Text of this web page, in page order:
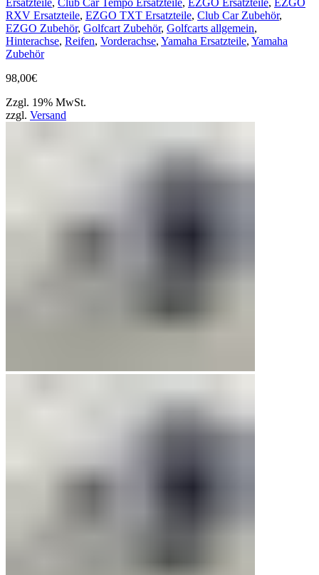
RXV Ersatzteile, EZGO TXT Ersatzteile, Club Car Zubehör,
EZGO Zubehör, Golfcart Zubehör, Golfcarts allgemein,
Hinterachse, Reifen, Vorderachse, Yamaha Ersatzteile, Yamaha
Zubehör
98,00€
Zzgl. 19% MwSt.
zzgl. Versand